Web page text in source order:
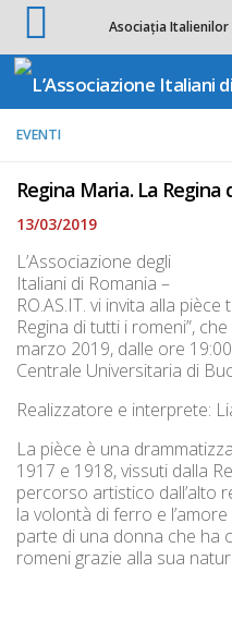
Salta al contenuto
EVENTI
Regina Maria. La
13/03/2019
L’Associazione degli
Italiani di Romania –
RO.AS.IT. vi invita alla
Regina di tutti i romeni”,
marzo 2019, dalle ore
Centrale Universitaria di
Realizzatore e interprete:
La pièce è una
1917 e 1918, vissuti dalla
percorso artistico dall’alto
la volontà di ferro e
parte di una donna che ha
romeni grazie alla sua
Asociația Italienilor